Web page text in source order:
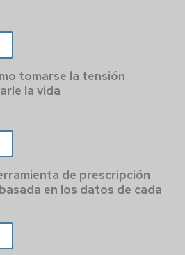
tomarse la tensión
la vida
de prescripción
en los datos de cada